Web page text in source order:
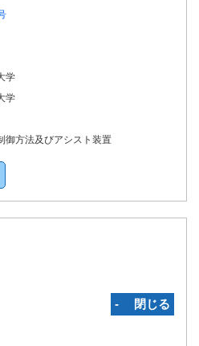
学
学
御方法及びアシスト装置
‐ 閉じる